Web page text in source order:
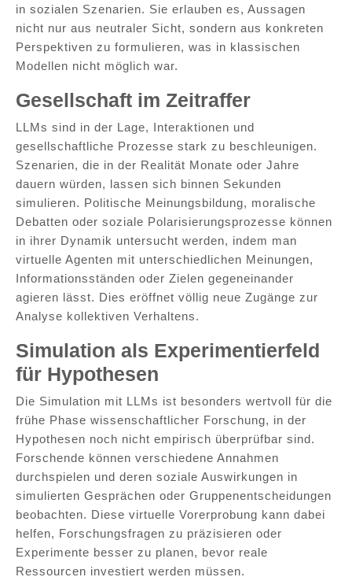
in sozialen Szenarien. Sie erlauben es, Aussagen
nicht nur aus neutraler Sicht, sondern aus konkreten
Perspektiven zu formulieren, was in klassischen
Modellen nicht möglich war.
Gesellschaft im Zeitraffer
LLMs sind in der Lage, Interaktionen und
gesellschaftliche Prozesse stark zu beschleunigen.
Szenarien, die in der Realität Monate oder Jahre
dauern würden, lassen sich binnen Sekunden
simulieren. Politische Meinungsbildung, moralische
Debatten oder soziale Polarisierungsprozesse können
in ihrer Dynamik untersucht werden, indem man
virtuelle Agenten mit unterschiedlichen Meinungen,
Informationsständen oder Zielen gegeneinander
agieren lässt. Dies eröffnet völlig neue Zugänge zur
Analyse kollektiven Verhaltens.
Simulation als Experimentierfeld
für Hypothesen
Die Simulation mit LLMs ist besonders wertvoll für die
frühe Phase wissenschaftlicher Forschung, in der
Hypothesen noch nicht empirisch überprüfbar sind.
Forschende können verschiedene Annahmen
durchspielen und deren soziale Auswirkungen in
simulierten Gesprächen oder Gruppenentscheidungen
beobachten. Diese virtuelle Vorerprobung kann dabei
helfen, Forschungsfragen zu präzisieren oder
Experimente besser zu planen, bevor reale
Ressourcen investiert werden müssen.